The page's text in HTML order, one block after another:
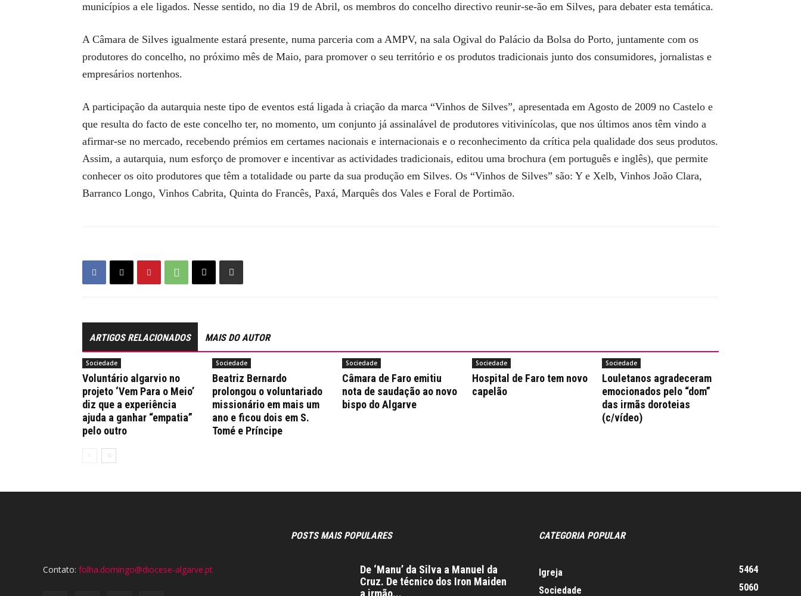
municípios a ele ligados. Nesse sentido, no dia 19 de Abril, os membros do concelho directivo reunir-se-ão em Silves, para debater esta temática.
A Câmara de Silves igualmente estará presente, numa parceria com a AMPV, na sala Ogival do Palácio da Bolsa do Porto, juntamente com os
produtores do concelho, no próximo mês de Maio, para promover o seu território e os produtos tradicionais junto dos consumidores, jornalistas e
empresários nortenhos.
A participação da autarquia neste tipo de eventos está ligada à criação da marca “Vinhos de Silves”, apresentada em Agosto de 2009 no Castelo e
que resulta do facto de este concelho ter, no momento, um conjunto já assinalável de produtores vitivinícolas, que nos últimos anos têm vindo a
afirmar-se no mercado, recebendo prémios em certames nacionais e internacionais e o reconhecimento da crítica pela qualidade dos seus produtos.
Assim, a autarquia, num esforço de promover e incentivar as actividades tradicionais, editou uma brochura (em português e inglês), que permite
conhecer os oito produtores que têm a totalidade ou parte da sua produção em Silves. Os “Vinhos de Silves” são: Y e Xelb, Vinhos João Clara,
Barranco Longo, Vinhos Cabrita, Quinta do Francês, Paxá, Marquês dos Vales e Foral de Portimão.
ARTIGOS RELACIONADOS MAIS DO AUTOR
Sociedade
Voluntário algarvio no
projeto ‘Vem Para o Meio’
diz que a experiência
ajuda a ganhar “empatia”
pelo outro
Sociedade
Beatriz Bernardo
prolongou o voluntariado
missionário em mais um
ano e ficou dois em S.
Tomé e Príncipe
Sociedade
Câmara de Faro emitiu
nota de saudação ao novo
bispo do Algarve
Sociedade
Hospital de Faro tem novo
capelão
Sociedade
Louletanos agradeceram
emocionados pelo “dom”
das irmãs doroteias
(c/vídeo)
Contato: folha.domingo@diocese-algarve.pt
POSTS MAIS POPULARES
De ‘Manu’ da Silva a Manuel da
Cruz. De técnico dos Iron Maiden
a irmão...
CATEGORIA POPULAR
Igreja
5464
Sociedade
5060